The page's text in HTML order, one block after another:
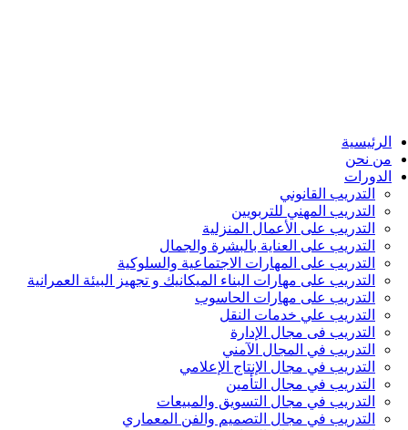
الرئيسية
من نحن
الدورات
التدريب القانوني
التدريب المهني للتربويين
التدريب على الأعمال المنزلية
التدريب على العناية بالبشرة والجمال
التدريب على المهارات الاجتماعية والسلوكية
التدريب على مهارات البناء الميكانيك و تجهيز البيئة العمرانية
التدريب على مهارات الحاسوب
التدريب علي خدمات النقل
التدريب فى مجال الإدارة
التدريب في المجال الآمني
التدريب في مجال الإنتاج الإعلامي
التدريب في مجال التأمين
التدريب في مجال التسويق والمبيعات
التدريب في مجال التصميم والفن المعماري